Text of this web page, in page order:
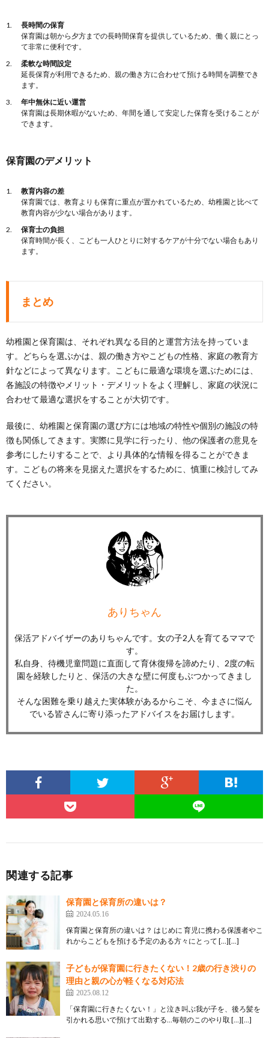
長時間の保育
保育園は朝から夕方までの長時間保育を提供しているため、働く親にとっ
て非常に便利です。
柔軟な時間設定
延長保育が利用できるため、親の働き方に合わせて預ける時間を調整でき
ます。
年中無休に近い運営
保育園は長期休暇がないため、年間を通して安定した保育を受けることが
できます。
保育園のデメリット
教育内容の差
保育園では、教育よりも保育に重点が置かれているため、幼稚園と比べて
教育内容が少ない場合があります。
保育士の負担
保育時間が長く、こども一人ひとりに対するケアが十分でない場合もあり
ます。
まとめ
幼稚園と保育園は、それぞれ異なる目的と運営方法を持っていま
す。どちらを選ぶかは、親の働き方やこどもの性格、家庭の教育方
針などによって異なります。こどもに最適な環境を選ぶためには、
各施設の特徴やメリット・デメリットをよく理解し、家庭の状況に
合わせて最適な選択をすることが大切です。
最後に、幼稚園と保育園の選び方には地域の特性や個別の施設の特
徴も関係してきます。実際に見学に行ったり、他の保護者の意見を
参考にしたりすることで、より具体的な情報を得ることができま
す。こどもの将来を見据えた選択をするために、慎重に検討してみ
てください。
ありちゃん
保活アドバイザーのありちゃんです。女の子2人を育てるママで
す。
私自身、待機児童問題に直面して育休復帰を諦めたり、2度の転
園を経験したりと、保活の大きな壁に何度もぶつかってきまし
た。
そんな困難を乗り越えた実体験があるからこそ、今まさに悩ん
でいる皆さんに寄り添ったアドバイスをお届けします。
関連する記事
保育園と保育所の違いは？
2024.05.16
保育園と保育所の違いは？ はじめに 育児に携わる保護者やこ
れからこどもを預ける予定のある方々にとって […][…]
子どもが保育園に行きたくない！2歳の行き渋りの
理由と親の心が軽くなる対応法
2025.08.12
「保育園に行きたくない！」と泣き叫ぶ我が子を、後ろ髪を
引かれる思いで預けて出勤する…毎朝のこのやり取 […][…]